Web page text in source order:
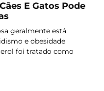
E Gatos Pode
geralmente está
e obesidade
foi tratado como